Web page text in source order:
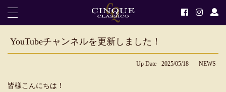
YouTubeチャンネルを更新しました！
Up Date 2025/05/18 NEWS
皆様こんにちは！